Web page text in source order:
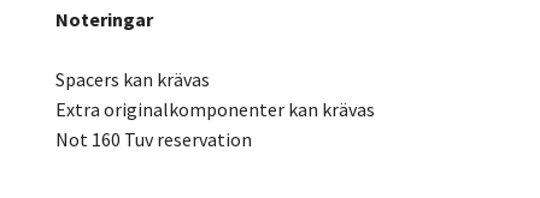
Noteringar
Spacers kan krävas
Extra originalkomponenter kan krävas
Not 160 Tuv reservation